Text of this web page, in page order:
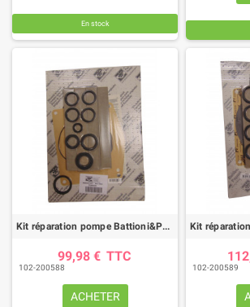
En stock
Kit réparation pompe Battioni&Pagani MEC4000
99,98 € TTC
102-200588
ACHETER
102-200589